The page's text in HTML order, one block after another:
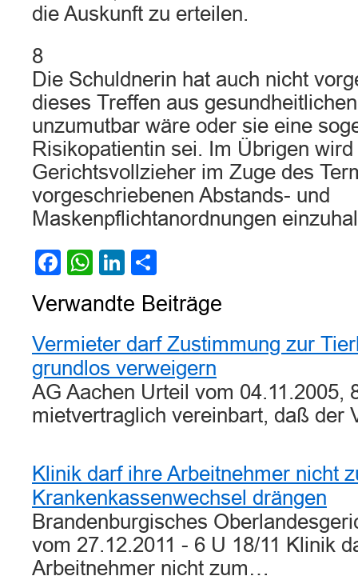
die Auskunft zu erteilen.
8
Die Schuldnerin hat auch nicht
dieses Treffen aus
unzumutbar wäre oder sie eine
Risikopatientin sei. Im Übrigen wird
Gerichtsvollzieher im Zuge des
vorgeschriebenen Abstands- und
Maskenpflichtanordnungen
Facebook
WhatsApp
LinkedIn
Verwandte Beiträge
Vermieter darf Zustimmung zur
grundlos verweigern
AG Aachen Urteil vom 04.11.2005,
mietvertraglich vereinbart, daß der
Klinik darf ihre Arbeitnehmer nicht
Krankenkassenwechsel drängen
Brandenburgisches
vom 27.12.2011 - 6 U 18/11 Klinik
Arbeitnehmer nicht zum…